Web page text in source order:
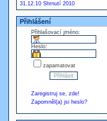
31.12.10 Shrnutí 2010
Přihlášení
Přihlašovací jméno:
Heslo:
zapamatovat
Zaregistruj se, zde!
Zapomněl(a) jsi heslo?